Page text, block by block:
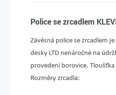
Police se zrcadlem
Závěsná police se zrcadlem
desky LTD nenáročné na
provedení borovice.
Rozměry zrcadla: